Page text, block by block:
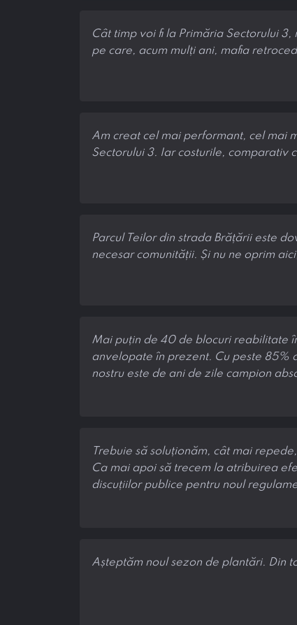
Cât timp voi fi la Primăria Sectorului
pe care, acum mulți ani, mafia
Am creat cel mai performant, cel mai
Sectorului 3. Iar costurile, comparativ
Parcul Teilor din strada Brățării este
necesar comunității. Și nu ne oprim
Mai puțin de 40 de blocuri reabilitate
anvelopate în prezent. Cu peste 85%
nostru este de ani de zile campion
Trebuie să soluționăm, cât mai
Ca mai apoi să trecem la atribuirea
discuțiilor publice pentru noul
Așteptăm noul sezon de plantări. Din